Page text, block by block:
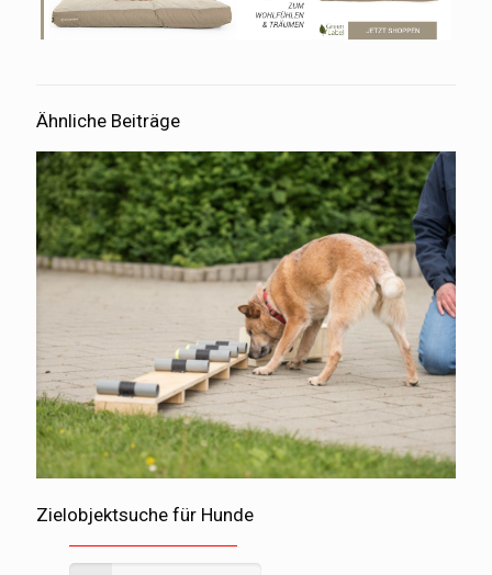
Ähnliche Beiträge
Zielobjektsuche für Hunde